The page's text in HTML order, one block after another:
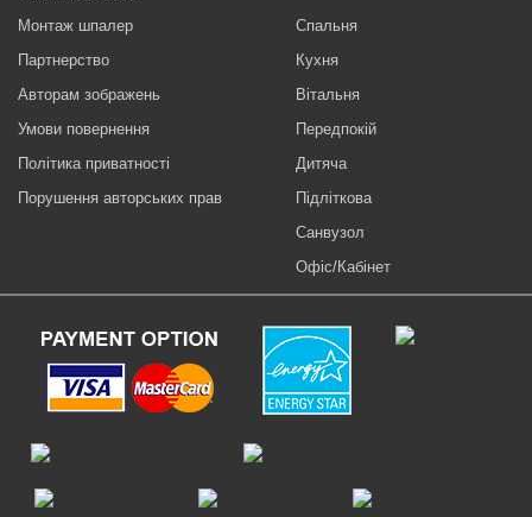
Монтаж шпалер
Партнерство
Авторам зображень
Умови повернення
Політика приватності
Порушення авторських прав
Спальня
Кухня
Вітальня
Передпокій
Дитяча
Підліткова
Санвузол
Офіс/Кабінет